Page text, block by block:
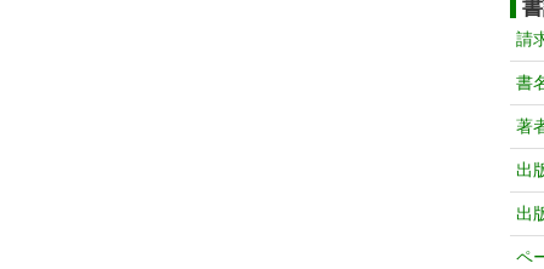
請
書
著
出
出
ペ